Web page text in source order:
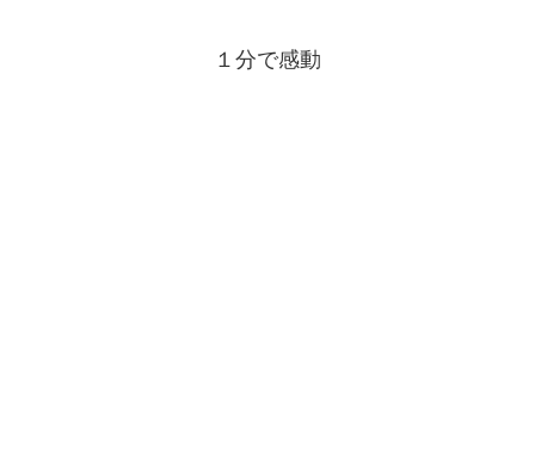
１分で感動